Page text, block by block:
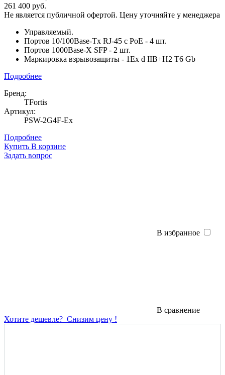
261 400 руб.
Не является публичной офертой. Цену уточняйте у менеджера
Управляемый.
Портов 10/100Base-Tx RJ-45 с PoE - 4 шт.
Портов 1000Base-X SFP - 2 шт.
Маркировка взрывозащиты - 1Ex d IIB+H2 T6 Gb
Подробнее
Бренд:
TFortis
Артикул:
PSW-2G4F-Ex
Подробнее
Купить В корзине
Задать вопрос
В избранное
В сравнение
Хотите дешевле? Снизим цену !